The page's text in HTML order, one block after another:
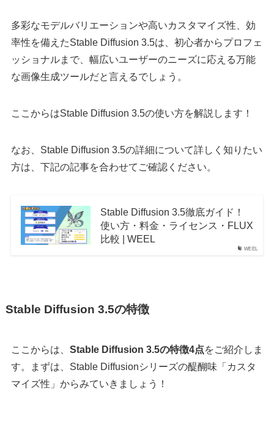
多彩なモデルバリエーションや高いカスタマイズ性、効
率性を備えたStable Diffusion 3.5は、初心者からプロフェ
ッショナルまで、幅広いユーザーのニーズに応える万能
な画像生成ツールだと言えるでしょう。
ここからはStable Diffusion 3.5の使い方を解説します！
なお、Stable Diffusion 3.5の詳細について詳しく知りたい
方は、下記の記事を合わせてご確認ください。
WEEL
Stable Diffusion 3.5徹底ガイド！
使い方・料金・ライセンス・FLUX
比較 | WEEL
Stable Diffusion 3.5の特徴
ここからは、 Stable Diffusion 3.5の特徴4点をご紹介しま
す。まずは、Stable Diffusionシリーズの醍醐味「カスタ
マイズ性」からみていきましょう！